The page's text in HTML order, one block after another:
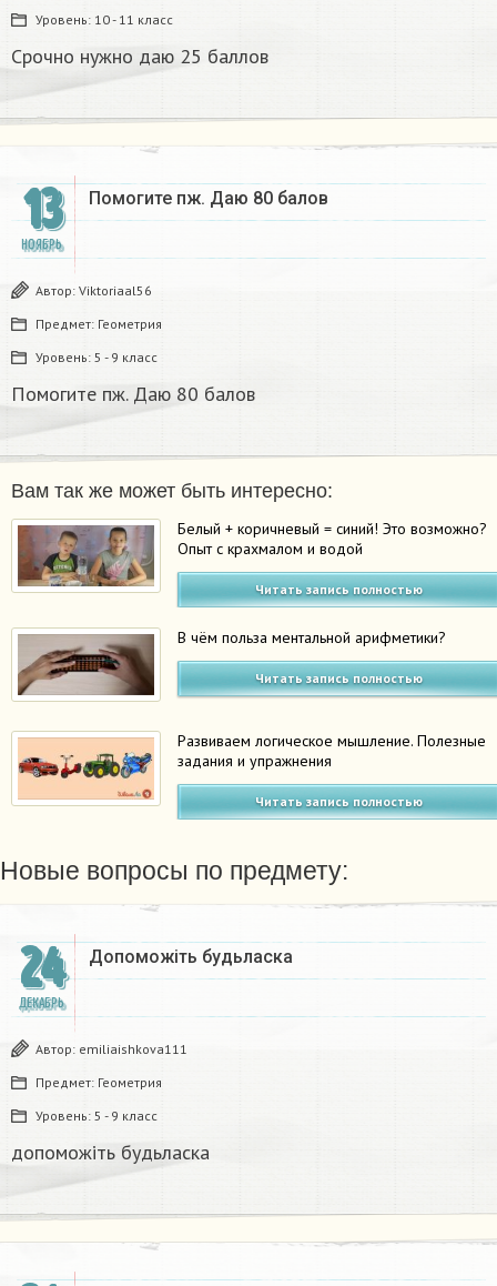
Уровень: 10 - 11 класс
Срочно нужно даю 25 баллов
13
НОЯБРЬ
Помогите пж. Даю 80 балов
Автор: Viktoriaal56
Предмет: Геометрия
Уровень: 5 - 9 класс
Помогите пж. Даю 80 балов
Вам так же может быть интересно:
Белый + коричневый = синий! Это возможно?
Опыт с крахмалом и водой
Читать запись полностью
В чём польза ментальной арифметики?
Читать запись полностью
Развиваем логическое мышление. Полезные
задания и упражнения
Читать запись полностью
Новые вопросы по предмету:
24
ДЕКАБРЬ
Допоможіть будьласка
Автор: emiliaishkova111
Предмет: Геометрия
Уровень: 5 - 9 класс
допоможіть будьласка